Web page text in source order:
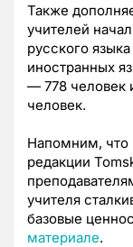
Также
учителей
русского
иностранных
— 778 человек
человек.
Напомним, что
редакции
учителя
базовые
материале.